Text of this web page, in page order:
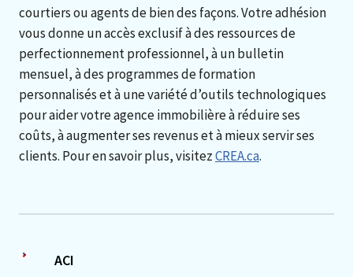
courtiers ou agents de bien des façons. Votre adhésion
vous donne un accès exclusif à des ressources de
perfectionnement professionnel, à un bulletin
mensuel, à des programmes de formation
personnalisés et à une variété d’outils technologiques
pour aider votre agence immobilière à réduire ses
coûts, à augmenter ses revenus et à mieux servir ses
clients. Pour en savoir plus, visitezCREA.ca.
ACI